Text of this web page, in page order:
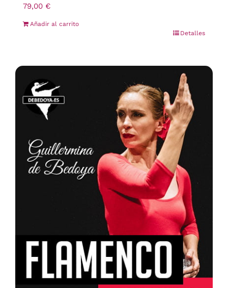
79,00 €
Añadir al carrito
Detalles